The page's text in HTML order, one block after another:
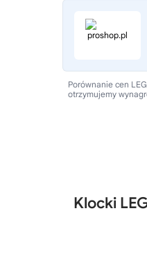
Porównanie cen
otrzymujemy
Klocki